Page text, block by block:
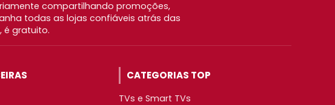
compartilhando promoções,
todas as lojas confiáveis atrás das
é gratuito.
CATEGORIAS TOP
TVs e Smart TVs